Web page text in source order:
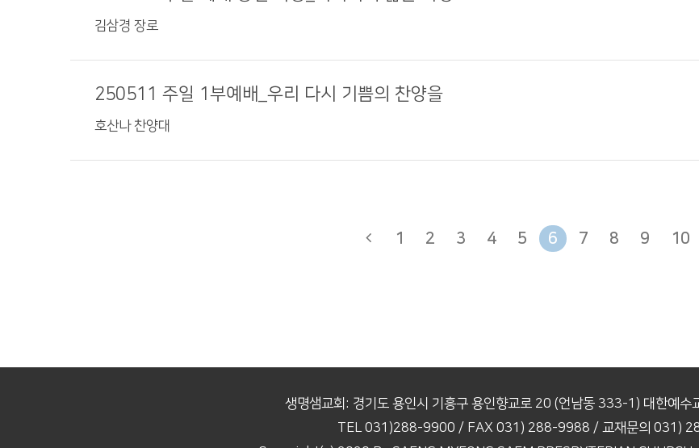
김삼경 장로
250511 주일 1부예배_우리 다시 기쁨의 찬양을
호산나 찬양대
1 2 3 4 5 6 7 8 9 10
생명샘교회: 경기도 용인시 기흥구 용인향교로 20 (언남동 333-1) 대한예수
TEL 031)288-9900 / FAX 031) 288-9988 / 교재문의 031)